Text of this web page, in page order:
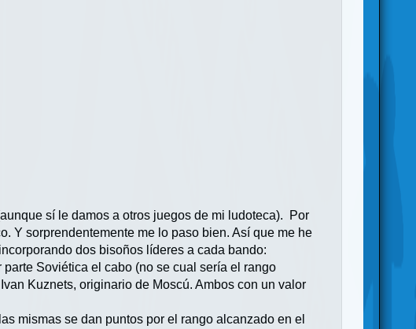
sí le damos a otros juegos de mi ludoteca). Por
Y sorprendentemente me lo paso bien. Así que me he
dos bisoños líderes a cada bando:
Soviética el cabo (no se cual sería el rango
Kuznets, originario de Moscú. Ambos con un valor
mismas se dan puntos por el rango alcanzado en el